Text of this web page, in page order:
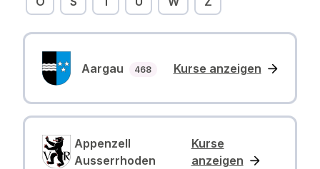
Aargau 468Anzahl Kurse
Kurse anzeigen
Appenzell
Ausserrhoden
Kurse
anzeigen